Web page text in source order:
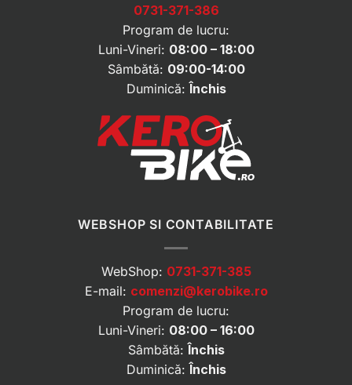
0731-371-386
Program de lucru:
Luni-Vineri: 08:00 – 18:00
Sâmbătă: 09:00-14:00
Duminică:Închis
WEBSHOP SI CONTABILITATE
WebShop: 0731-371-385
E-mail: comenzi@kerobike.ro
Program de lucru:
Luni-Vineri: 08:00 – 16:00
Sâmbătă: Închis
Duminică: Închis